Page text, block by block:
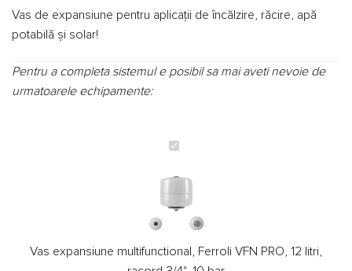
Vas de expansiune pentru aplicații de încălzire, răcire, apă
potabilă și solar!
Pentru a completa sistemul e posibil sa mai aveti nevoie de
urmatoarele echipamente:
Vas
multifunctional,
Ferroli
12
Vas expansiune multifunctional, Ferroli VFN PRO, 12 litri,